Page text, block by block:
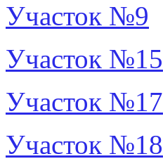
Участок №9
Участок №15
Участок №17
Участок №18